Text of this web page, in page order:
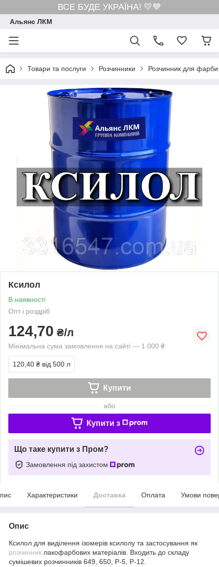
ВСЕ БУДЕ УКРАЇНА! 💛💙
Альянс ЛКМ
Товари та послуги Розчинники Розчинник для фарби
Ксилол
В наявності
Опт і роздріб
124,70 ₴/л
Мінімальна сума замовлення на сайті — 1 000 ₴
120,40 ₴ від 500 л
Купити
або
Купити з
Що таке купити з Пром?
Замовлення під захистом
Характеристики Доставка Оплата Умови
Опис
Ксилол для виділення ізомерів ксилолу та застосування як
розчинник лакофарбових матеріалів. Входить до складу
сумішевих розчинників 649, 650, Р-5, Р-12.